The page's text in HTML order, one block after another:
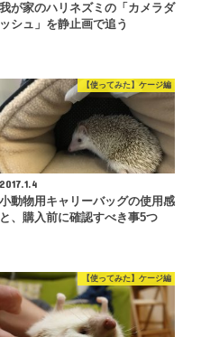
我が家のハリネズミの「カメラダ
ッシュ」を静止画で追う
【使ってみた】ケージ編
2017.1.4
小動物用キャリーバッグの使用感
と、購入前に確認すべき事5つ
【使ってみた】ケージ編